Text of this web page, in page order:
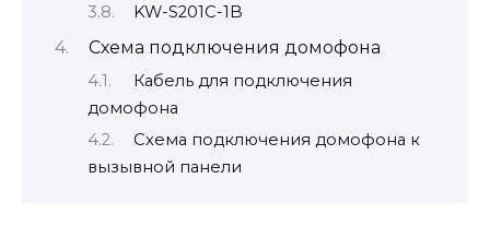
KW-S201C-1B
Схема подключения домофона
Кабель для подключения
домофона
Схема подключения домофона к
вызывной панели